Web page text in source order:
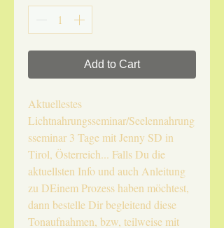
Add to Cart
Aktuellestes
Lichtnahrungsseminar/Seelennahrung
sseminar 3 Tage mit Jenny SD in
Tirol, Österreich... Falls Du die
aktuellsten Info und auch Anleitung
zu DEinem Prozess haben möchtest,
dann bestelle Dir begleitend diese
Tonaufnahmen, bzw, teilweise mit